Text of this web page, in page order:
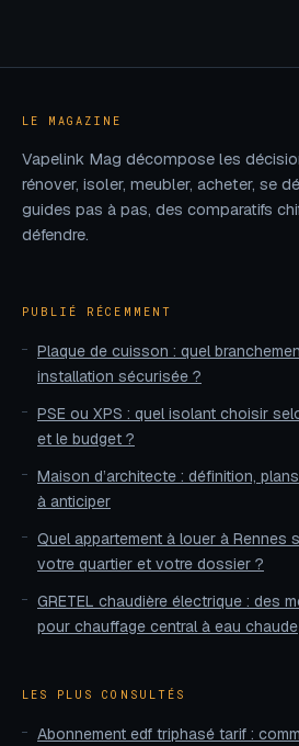
LE MAGAZINE
Vapelink Mag décompose les
rénover, isoler, meubler, acheter, se
guides pas à pas, des comparatifs
défendre.
PUBLIÉ RÉCEMMENT
Plaque de cuisson : quel
installation sécurisée ?
PSE ou XPS : quel isolant choisir
et le budget ?
Maison d’architecte : définition,
à anticiper
Quel appartement à louer à Rennes
votre quartier et votre dossier ?
GRETEL chaudière électrique : des
pour chauffage central à eau chaude
LES PLUS CONSULTÉS
Abonnement edf triphasé tarif :